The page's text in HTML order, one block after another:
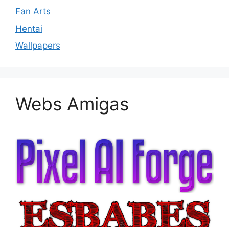
Fan Arts
Hentai
Wallpapers
Webs Amigas